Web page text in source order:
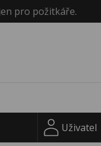
pro požitkáře.
Uživatel